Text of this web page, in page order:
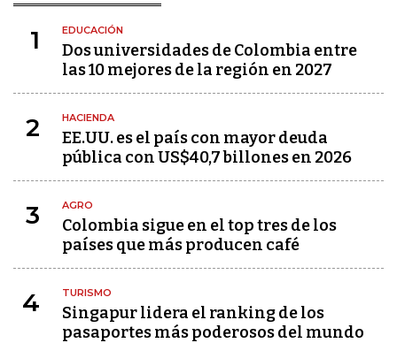
1 EDUCACIÓN
Dos universidades de Colombia entre
las 10 mejores de la región en 2027
2 HACIENDA
EE.UU. es el país con mayor deuda
pública con US$40,7 billones en 2026
3 AGRO
Colombia sigue en el top tres de los
países que más producen café
4 TURISMO
Singapur lidera el ranking de los
pasaportes más poderosos del mundo